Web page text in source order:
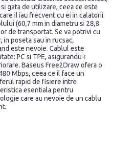
gata de utilizare, ceea ce este
il iau frecvent cu ei in calatorii.
(60,7 mm in diametru si 28,8
de transportat. Se va potrivi cu
poseta sau in rucsac,
este nevoie. Cablul este
PC si TPE, asigurandu-i
Baseus Free2Draw ofera o
Mbps, ceea ce il face un
rapid de fisiere intre
esentiala pentru
care au nevoie de un cablu